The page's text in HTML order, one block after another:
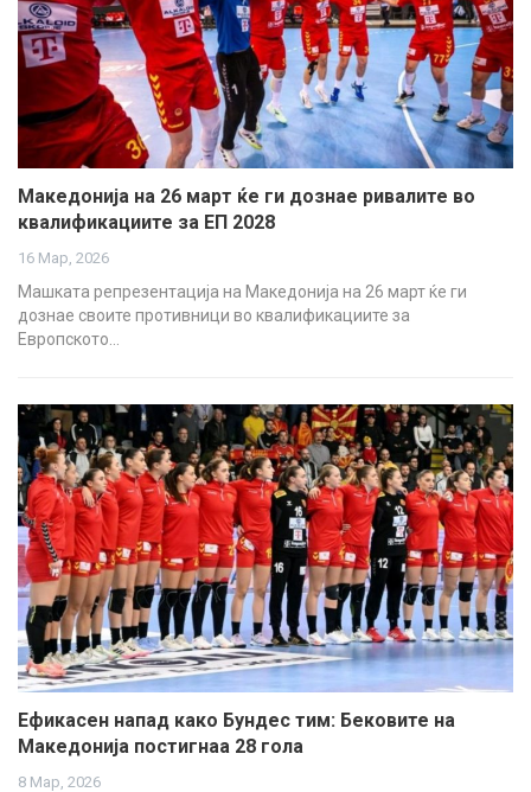
Македонија на 26 март ќе ги дознае ривалите во
квалификациите за ЕП 2028
16 Мар, 2026
Машката репрезентација на Македонија на 26 март ќе ги
дознае своите противници во квалификациите за
Европското…
Ефикасен напад како Бундес тим: Бековите на
Македонија постигнаа 28 гола
8 Мар, 2026